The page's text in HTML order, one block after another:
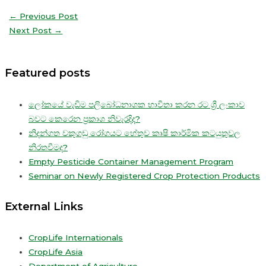
← Previous Post
Next Post →
Featured posts
ලෝකයේ වැඩිම පලිබෝධනාශක භාවිතා කරන රට ශ්‍රී ලංකාව
බවට කෙරෙන ප්‍රකාශ නිවැරදිද?
නිදන්ගත වකුගඩු රෝගයට හේතුව කෘෂි කාර්මික කටයුතුවල
නිරතවීමද?
Empty Pesticide Container Management Program
Seminar on Newly Registered Crop Protection Products
External Links
CropLife Internationals
CropLife Asia